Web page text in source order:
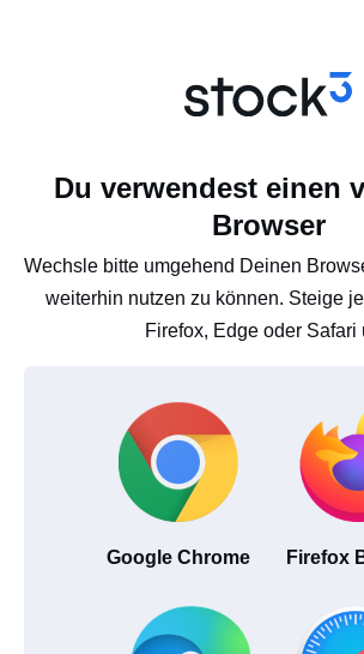
Du verwendest einen
Browser
Wechsle bitte umgehend Deinen
weiterhin nutzen zu können. Steige
Firefox, Edge oder Safari
Google Chrome Firefox